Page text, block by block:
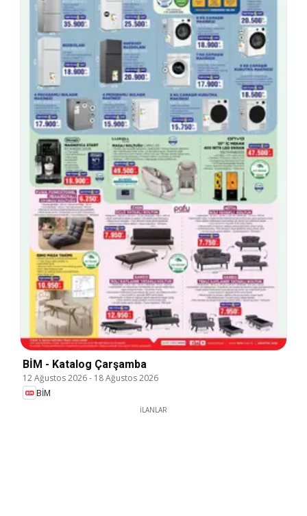
BİM - Katalog Çarşamba
12 Ağustos 2026- 18 Ağustos 2026
BİM
İLANLAR